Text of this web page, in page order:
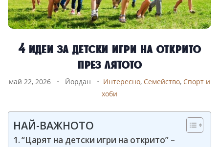
4 идеи за детски игри на открито
през лятото
май 22, 2026 • Йордан • Интересно, Семейство, Спорт и
хоби
НАЙ-ВАЖНОТО
“Царят на детски игри на открито” –